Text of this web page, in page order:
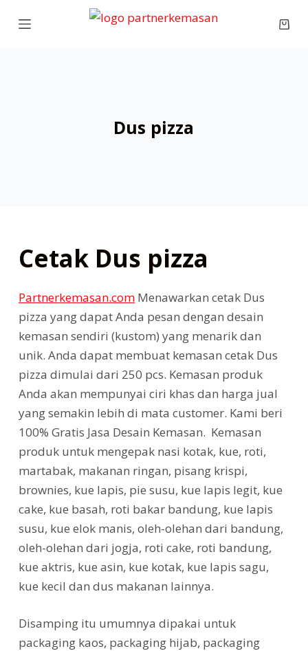
S
Dus pizza
Cetak Dus pizza
Partnerkemasan.comMenawarkan cetak Dus
pizza yang dapat Anda pesan dengan desain
kemasan sendiri (kustom) yang menarik dan
unik. Anda dapat membuat kemasan cetak Dus
pizza dimulai dari 250 pcs. Kemasan produk
Anda akan mempunyai ciri khas dan harga jual
yang semakin lebih di mata customer. Kami beri
100% Gratis Jasa Desain Kemasan. Kemasan
produk untuk mengepak nasi kotak, kue, roti,
martabak, makanan ringan, pisang krispi,
brownies, kue lapis, pie susu, kue lapis legit, kue
cake, kue basah, roti bakar bandung, kue lapis
susu, kue elok manis, oleh-olehan dari bandung,
oleh-olehan dari jogja, roti cake, roti bandung,
kue aktris, kue asin, kue kotak, kue lapis sagu,
kue kecil dan dus makanan lainnya.
Disamping itu umumnya dipakai untuk
packaging kaos, packaging hijab, packaging